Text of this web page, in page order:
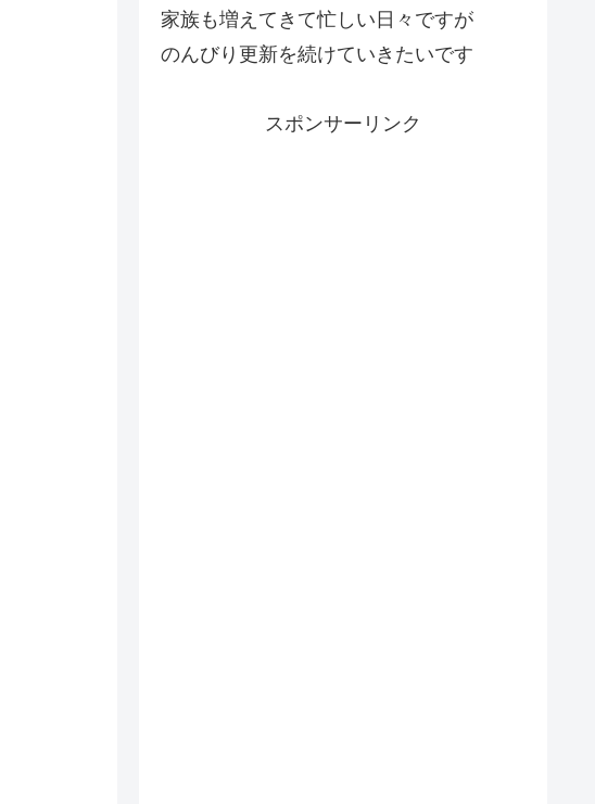
家族も増えてきて忙しい日々ですが
のんびり更新を続けていきたいです
スポンサーリンク